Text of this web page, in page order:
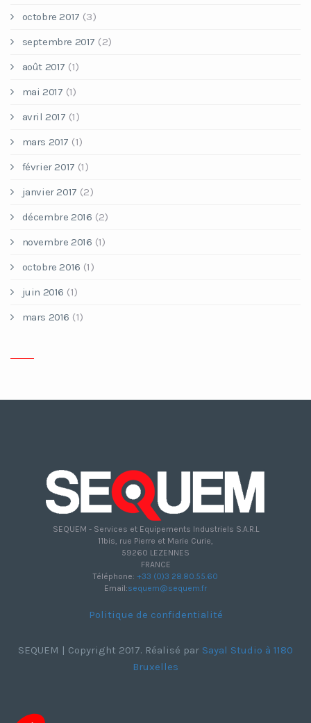
octobre 2017 (3)
septembre 2017 (2)
août 2017 (1)
mai 2017 (1)
avril 2017 (1)
mars 2017 (1)
février 2017 (1)
janvier 2017 (2)
décembre 2016 (2)
novembre 2016 (1)
octobre 2016 (1)
juin 2016 (1)
mars 2016 (1)
SEQUEM - Services et Equipements Industriels S.A.R.L
11bis, rue Pierre et Marie Curie,
59260 LEZENNES
FRANCE
Téléphone: +33 (0)3 28.80.55.60
Email:sequem@sequem.fr
Politique de confidentialité
SEQUEM | Copyright 2017. Réalisé par Sayal Studio à 1180
Bruxelles